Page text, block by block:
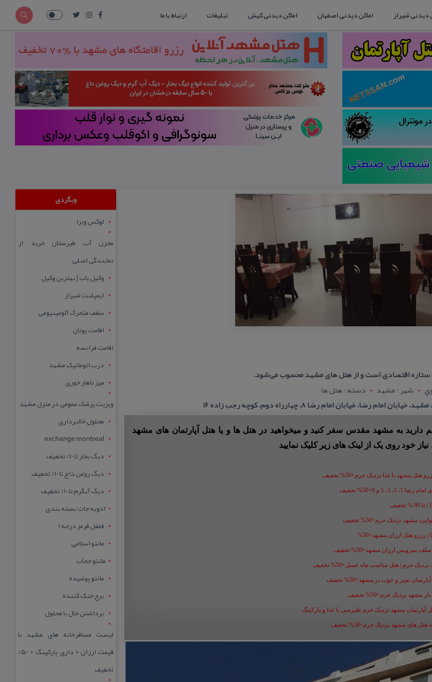
دیدنی شیراز اماکن دیدنی اصفهان اماکن دیدنی کیش تبلیغات ارتباط با ما
اقتصادی است و از هتل های مشهد محسوب می‌شود.
شهر : مشهد
دسته : هتل ها
خیابان امام رضا ۸، چهارراه دوم، كوچه رجب زاده ۱۶
دارید به مشهد مقدس سفر کنید و میخواهید در هتل ها و یا هتل آپارتمان های مشهد
نیاز خود روی یک از لینک های زیر کلیک نمایید
مشهد با غذا نزدیک حرم+50% تخفیف
و 8+50% تخفیف
نزدیک حرم+50% تخفیف
ارزان مشهد+50% تخفیف
حرم | هتل مناسب ماه عسل+50% تخفیف
تمیز و خوب در مشهد+50% تخفیف
نزدیک حرم+50% تخفیف
آپارتمان مشهد نزدیک حرم طبرسی با غذا و پارکینگ
مشهد نزدیک حرم+50% تخفیف
وبگردی
لوکس ویزا
مخزن آب طبرستان خرید از
نمایندگی اصلی
وکیل یاب | بهترین وکیل
ایمپلنت شیراز
سقف متحرک آلومینیومی
اقامت یونان
اقامت فرانسه
درب اتوماتیک مشهد
میز ناهار خوری
ویزیت پزشک عمومی در منزل مشهد
محلول خالبرداری
exchange montreal
دیگ بخار تا 10% تخفیف
دیگ روغن داغ تا 10% تخفیف
دیگ آبگرم تا 10% تخفیف
ادویه جات بسته بندی
فلفل قرمز درجه 1
مانتو اسلامی
مانتو حجاب
مانتو پوشیده
برج خنک کننده
برداشتن خال با محلول
لیست مسافرخانه های مشهد با
قیمت ارزان + داری پارکینگ + 50%
تخفیف